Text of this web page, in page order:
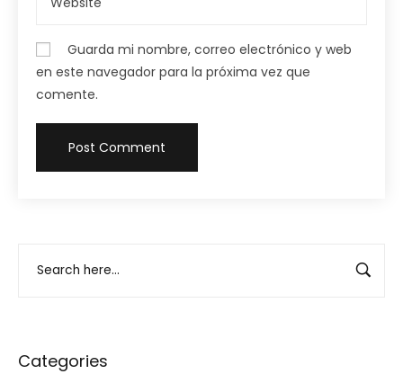
Categories
Guarda mi nombre, correo electrónico y web
en este navegador para la próxima vez que
comente.